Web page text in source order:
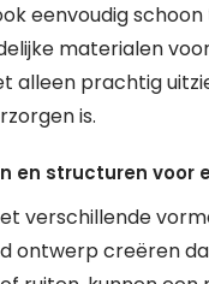
eenvoudig
materialen
alleen prachtig
is.
en structuren voor
verschillende
ontwerp creëren